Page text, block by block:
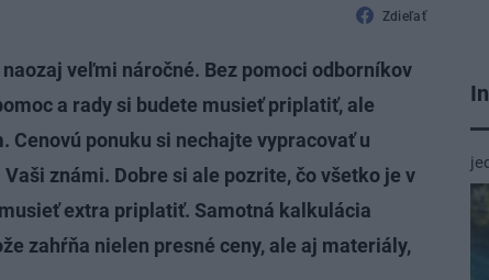
Zdieľať
veľmi náročné. Bez pomoci odborníkov
a rady si budete musieť priplatiť, ale
ponuku si nechajte vypracovať u
známi. Dobre si ale pozrite, čo všetko je v
extra priplatiť. Samotná kalkulácia
zahŕňa nielen presné ceny, ale aj materiály,